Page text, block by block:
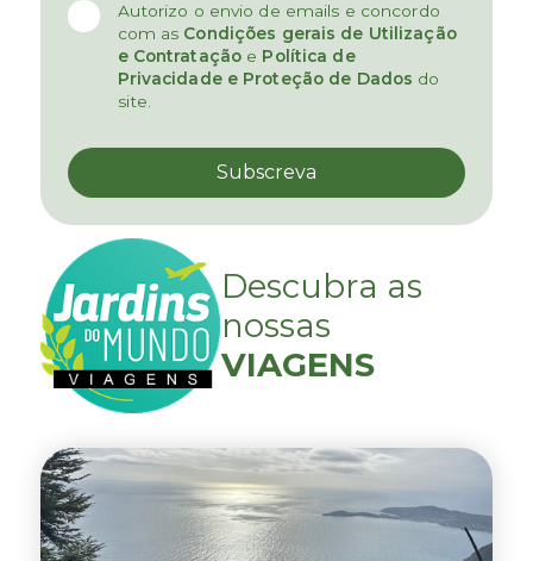
Autorizo o envio de emails e concordo
com as Condições gerais de Utilização
e Contratação e Política de
Privacidade e Proteção de Dados do
site.
Descubra as
nossas
VIAGENS